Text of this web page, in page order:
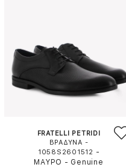
FRATELLI PETRIDI
ΒΡΑΔΥΝΑ -
1058S2601512 -
ΜΑΥΡΟ - Genuine